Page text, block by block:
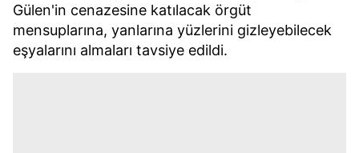
Gülen'in cenazesine katılacak örgüt
mensuplarına, yanlarına yüzlerini gizleyebilecek
eşyalarını almaları tavsiye edildi.